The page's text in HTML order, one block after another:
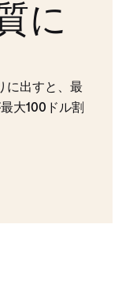
に
に出すと、最
大100ドル割